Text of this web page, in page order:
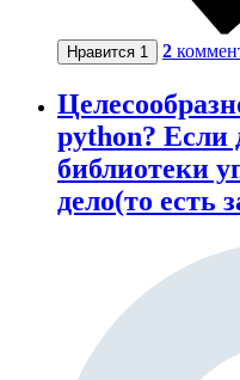
Нравится 1 2
python? Если
библиотеки
дело(то есть